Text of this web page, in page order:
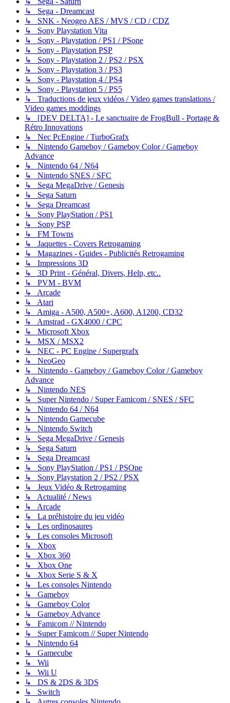
↳ Sega - Dreamcast
↳ SNK - Neogeo AES / MVS / CD / CDZ
↳ Sony Playstation Vita
↳ Sony - Playstation / PS1 / PSone
↳ Sony - Playstation PSP
↳ Sony - Playstation 2 / PS2 / PSX
↳ Sony - Playstation 3 / PS3
↳ Sony - Playstation 4 / PS4
↳ Sony - Playstation 5 / PS5
↳ Traductions de jeux vidéos / Video games translations /
Video games moddings
↳ [DEV DELTA] - Le sanctuaire de FrogBull - Portage &
Rétro Innovations
↳ Nec PcEngine / TurboGrafx
↳ Nintendo Gameboy / Gameboy Color / Gameboy
Advance
↳ Nintendo 64 / N64
↳ Nintendo SNES / SFC
↳ Sega MegaDrive / Genesis
↳ Sega Saturn
↳ Sega Dreamcast
↳ Sony PlayStation / PS1
↳ Sony PSP
↳ FM Towns
↳ Jaquettes - Covers Retrogaming
↳ Magazines - Guides - Publicités Retrogaming
↳ Impressions 3D
↳ 3D Print - Général, Divers, Help, etc..
↳ PVM - BVM
↳ Arcade
↳ Atari
↳ Amiga - A500, A500+, A600, A1200, CD32
↳ Amstrad - GX4000 / CPC
↳ Microsoft Xbox
↳ MSX / MSX2
↳ NEC - PC Engine / Supergrafx
↳ NeoGeo
↳ Nintendo - Gameboy / Gameboy Color / Gameboy
Advance
↳ Nintendo NES
↳ Super Nintendo / Super Famicom / SNES / SFC
↳ Nintendo 64 / N64
↳ Nintendo Gamecube
↳ Nintendo Switch
↳ Sega MegaDrive / Genesis
↳ Sega Saturn
↳ Sega Dreamcast
↳ Sony PlayStation / PS1 / PSOne
↳ Sony Playstation 2 / PS2 / PSX
↳ Jeux Vidéo & Retrogaming
↳ Actualité / News
↳ Arcade
↳ La préhistoire du jeu vidéo
↳ Les ordinosaures
↳ Les consoles Microsoft
↳ Xbox
↳ Xbox 360
↳ Xbox One
↳ Xbox Serie S & X
↳ Les consoles Nintendo
↳ Gameboy
↳ Gameboy Color
↳ Gameboy Advance
↳ Famicom // Nintendo
↳ Super Famicom // Super Nintendo
↳ Nintendo 64
↳ Gamecube
↳ Wii
↳ Wii U
↳ DS & 2DS & 3DS
↳ Switch